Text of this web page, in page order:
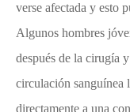
verse afectada y esto
Algunos hombres
después de la cirugía
circulación sanguínea
directamente a una